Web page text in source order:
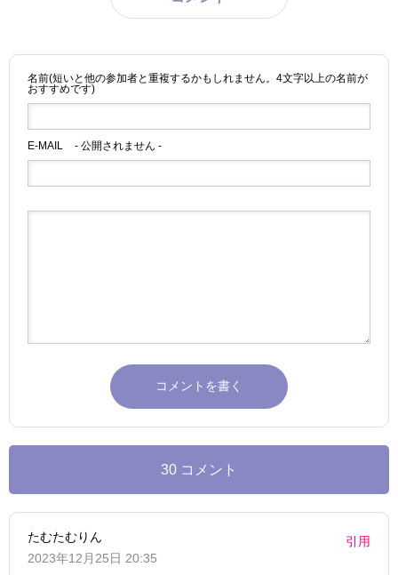
名前(短いと他の参加者と重複するかもしれません。4文字以上の名前が
おすすめです)
E-MAIL - 公開されません -
30 コメント
たむたむりん
2023年12月25日 20:35
引用